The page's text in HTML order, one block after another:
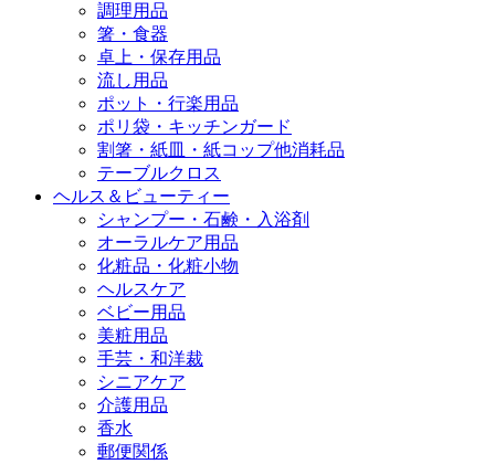
調理用品
箸・食器
卓上・保存用品
流し用品
ポット・行楽用品
ポリ袋・キッチンガード
割箸・紙皿・紙コップ他消耗品
テーブルクロス
ヘルス＆ビューティー
シャンプー・石鹸・入浴剤
オーラルケア用品
化粧品・化粧小物
ヘルスケア
ベビー用品
美粧用品
手芸・和洋裁
シニアケア
介護用品
香水
郵便関係